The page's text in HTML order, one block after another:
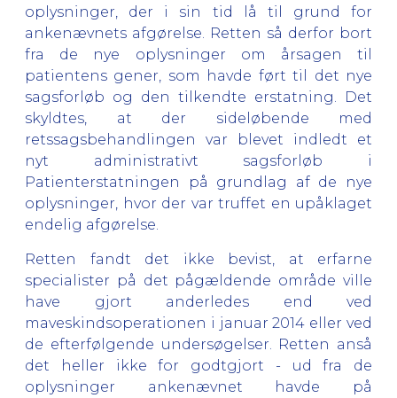
oplysninger, der i sin tid lå til grund for
ankenævnets afgørelse. Retten så derfor bort
fra de nye oplysninger om årsagen til
patientens gener, som havde ført til det nye
sagsforløb og den tilkendte erstatning. Det
skyldtes, at der sideløbende med
retssagsbehandlingen var blevet indledt et
nyt administrativt sagsforløb i
Patienterstatningen på grundlag af de nye
oplysninger, hvor der var truffet en upåklaget
endelig afgørelse.
Retten fandt det ikke bevist, at erfarne
specialister på det pågældende område ville
have gjort anderledes end ved
maveskindsoperationen i januar 2014 eller ved
de efterfølgende undersøgelser. Retten anså
det heller ikke for godtgjort - ud fra de
oplysninger ankenævnet havde på